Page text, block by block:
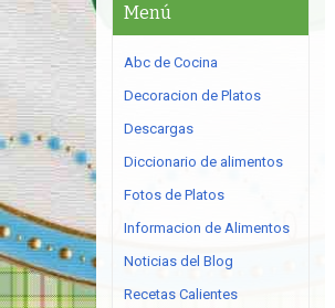
Menú
Abc de Cocina
Decoracion de Platos
Descargas
Diccionario de alimentos
Fotos de Platos
Informacion de Alimentos
Noticias del Blog
Recetas Calientes